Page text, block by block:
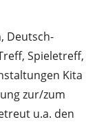
Deutsch-
Spieletreff,
Kita
zur/zum
u.a. den